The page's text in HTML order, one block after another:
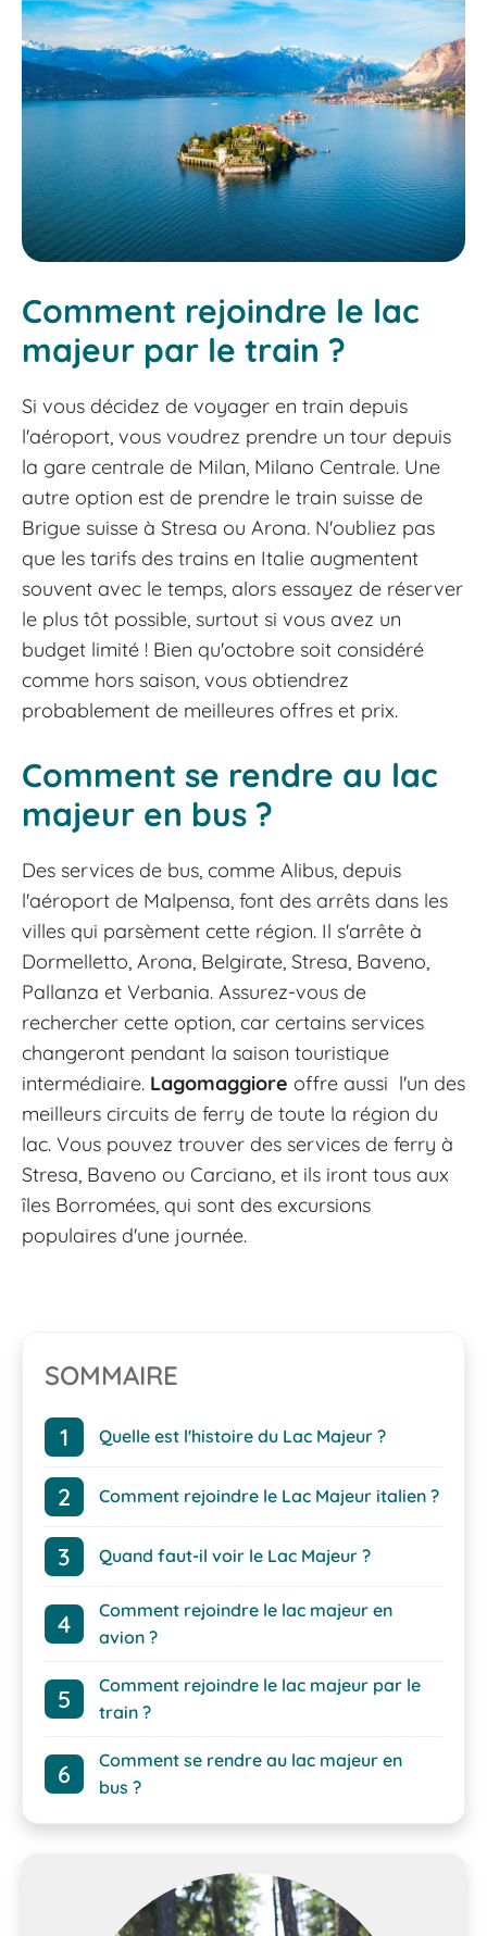
Comment rejoindre le lac
majeur par le train ?
Si vous décidez de voyager en train depuis
l'aéroport, vous voudrez prendre un tour depuis
la gare centrale de Milan, Milano Centrale. Une
autre option est de prendre le train suisse de
Brigue suisse à Stresa ou Arona. N'oubliez pas
que les tarifs des trains en Italie augmentent
souvent avec le temps, alors essayez de réserver
le plus tôt possible, surtout si vous avez un
budget limité ! Bien qu'octobre soit considéré
comme hors saison, vous obtiendrez
probablement de meilleures offres et prix.
Comment se rendre au lac
majeur en bus ?
Des services de bus, comme Alibus, depuis
l'aéroport de Malpensa, font des arrêts dans les
villes qui parsèment cette région. Il s'arrête à
Dormelletto, Arona, Belgirate, Stresa, Baveno,
Pallanza et Verbania. Assurez-vous de
rechercher cette option, car certains services
changeront pendant la saison touristique
intermédiaire. Lagomaggiore offre aussi l'un des
meilleurs circuits de ferry de toute la région du
lac. Vous pouvez trouver des services de ferry à
Stresa, Baveno ou Carciano, et ils iront tous aux
îles Borromées, qui sont des excursions
populaires d'une journée.
SOMMAIRE
Quelle est l'histoire du Lac Majeur ?
Comment rejoindre le Lac Majeur italien ?
Quand faut-il voir le Lac Majeur ?
Comment rejoindre le lac majeur en
avion ?
Comment rejoindre le lac majeur par le
train ?
Comment se rendre au lac majeur en
bus ?